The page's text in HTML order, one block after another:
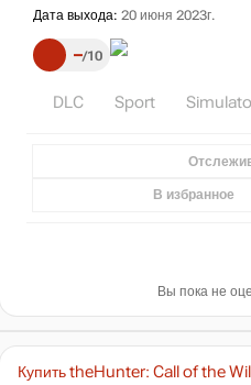
Дата выхода: 20 июня 2023г.
– 10
DLC Sport
В избранное
Вы пока не
Купить theHunter: Call of the